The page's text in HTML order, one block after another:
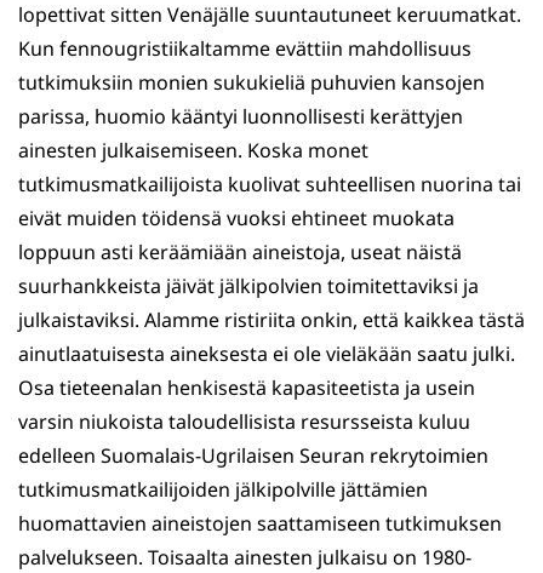
lopettivat sitten Venäjälle suuntautuneet keruumatkat.
Kun fennougristiikaltamme evättiin mahdollisuus
tutkimuksiin monien sukukieliä puhuvien kansojen
parissa, huomio kääntyi luonnollisesti kerättyjen
ainesten julkaisemiseen. Koska monet
tutkimusmatkailijoista kuolivat suhteellisen nuorina tai
eivät muiden töidensä vuoksi ehtineet muokata
loppuun asti keräämiään aineistoja, useat näistä
suurhankkeista jäivät jälkipolvien toimitettaviksi ja
julkaistaviksi. Alamme ristiriita onkin, että kaikkea tästä
ainutlaatuisesta aineksesta ei ole vieläkään saatu julki.
Osa tieteenalan henkisestä kapasiteetista ja usein
varsin niukoista taloudellisista resursseista kuluu
edelleen Suomalais-Ugrilaisen Seuran rekrytoimien
tutkimusmatkailijoiden jälkipolville jättämien
huomattavien aineistojen saattamiseen tutkimuksen
palvelukseen. Toisaalta ainesten julkaisu on 1980-